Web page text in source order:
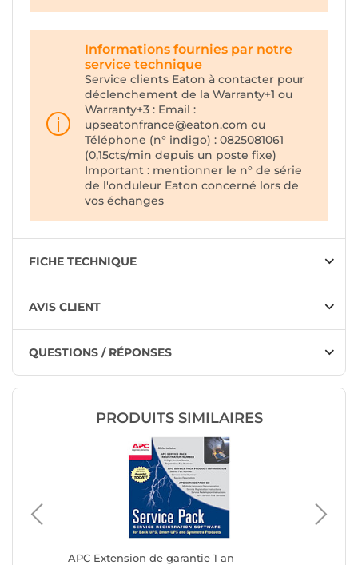
Informations fournies par notre
service technique
Service clients Eaton à contacter pour
déclenchement de la Warranty+1 ou
Warranty+3 : Email :
upseatonfrance@eaton.com ou
Téléphone (n° indigo) : 0825081061
(0,15cts/min depuis un poste fixe)
Important : mentionner le n° de série
de l'onduleur Eaton concerné lors de
vos échanges
FICHE TECHNIQUE
AVIS CLIENT
QUESTIONS / RÉPONSES
PRODUITS SIMILAIRES
APC Extension de garantie 1 an